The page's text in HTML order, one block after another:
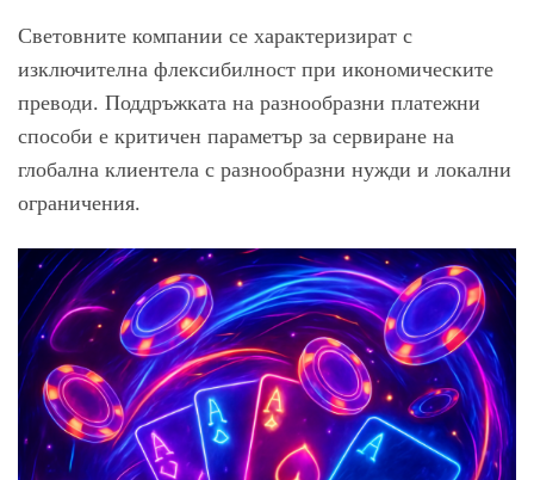
Световните компании се характеризират с
изключителна флексибилност при икономическите
преводи. Поддръжката на разнообразни платежни
способи е критичен параметър за сервиране на
глобална клиентела с разнообразни нужди и локални
ограничения.